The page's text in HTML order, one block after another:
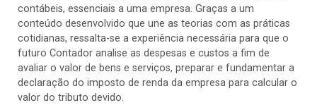
contábeis, essenciais a uma empresa. Graças a um
conteúdo desenvolvido que une as teorias com as práticas
cotidianas, ressalta-se a experiência necessária para que o
futuro Contador analise as despesas e custos a fim de
avaliar o valor de bens e serviços, preparar e fundamentar a
declaração do imposto de renda da empresa para calcular o
valor do tributo devido.